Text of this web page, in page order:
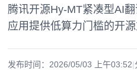
腾讯开源Hy-MT紧凑型AI
应用提供低算力门槛的开
发布时间： 2026/05/03 上午03:52|